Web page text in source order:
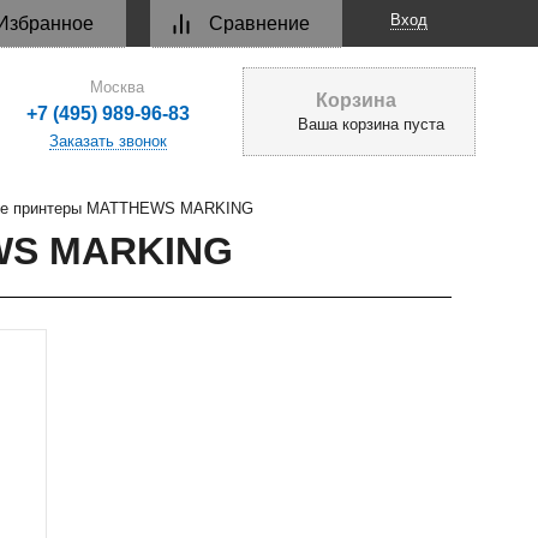
Вход
Сравнение
Корзина
Ваша корзина пуста
Москва
+7 (495) 989-96-83
Заказать звонок
принтеры MATTHEWS MARKING
MARKING